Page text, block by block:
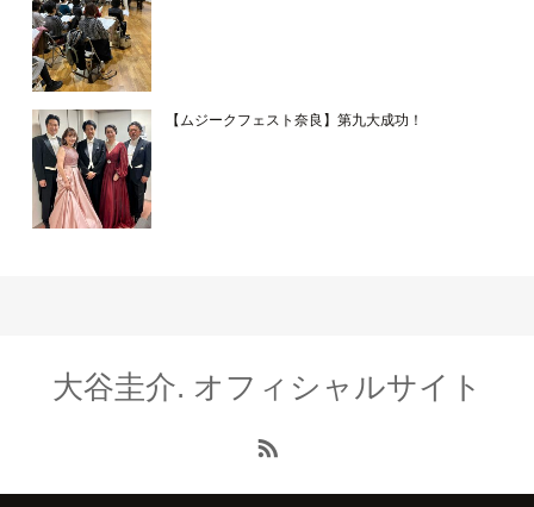
【ムジークフェスト奈良】第九大成功！
大谷圭介. オフィシャルサイト